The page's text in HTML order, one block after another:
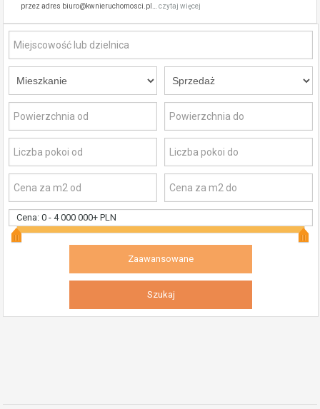
przez adres biuro@kwnieruchomosci.pl… czytaj więcej
Cena: 0 - 4 000 000+ PLN